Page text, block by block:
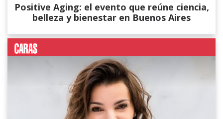
Positive Aging: el evento que reúne ciencia,
belleza y bienestar en Buenos Aires